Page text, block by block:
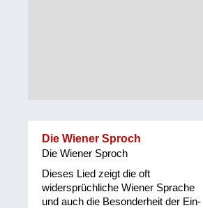
Die Wiener Sproch
Die Wiener Sproch
Dieses Lied zeigt die oft
widersprüchliche Wiener Sprache
und auch die Besonderheit der Ein-